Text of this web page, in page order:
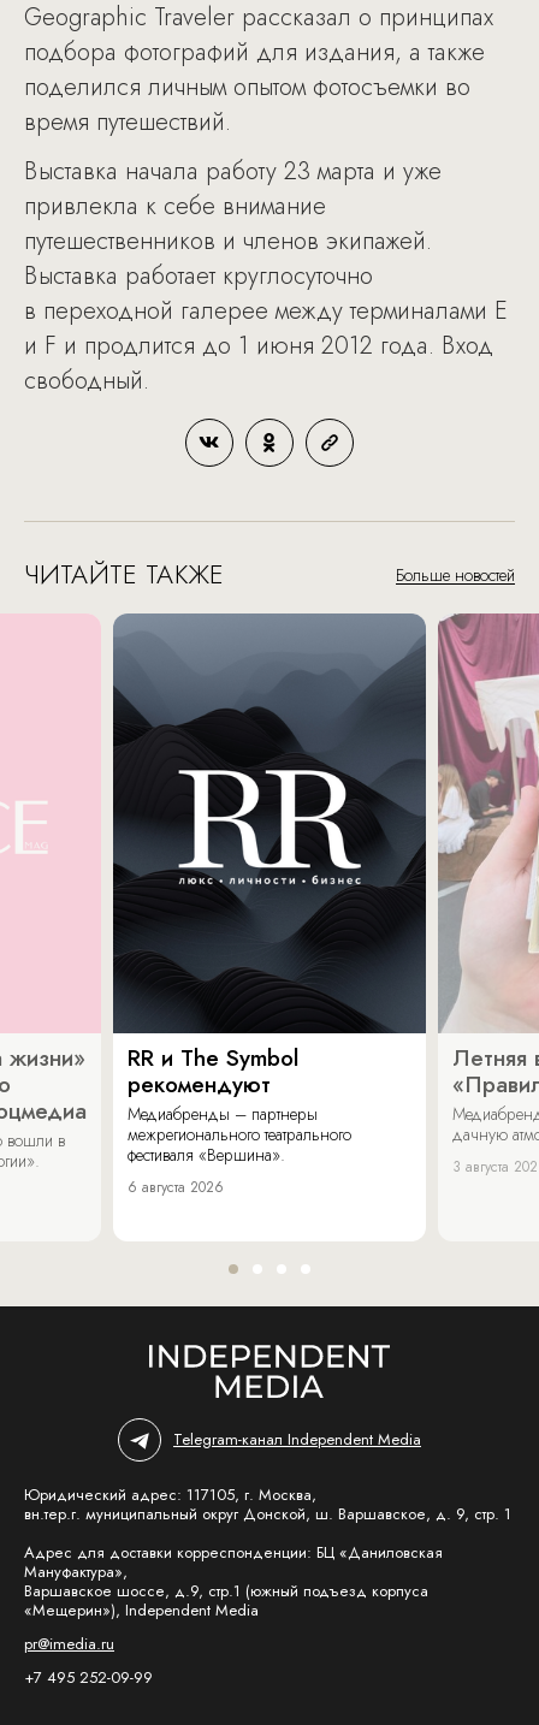
Geographic Traveler рассказал о принципах
подбора фотографий для издания, а также
поделился личным опытом фотосъемки во
время путешествий.
Выставка начала работу 23 марта и уже
привлекла к себе внимание
путешественников и членов экипажей.
Выставка работает круглосуточно
в переходной галерее между терминалами E
и F и продлится до 1 июня 2012 года. Вход
свободный.
ЧИТАЙТЕ ТАКЖЕ Больше новостей
жизни»
вошли в
RR и The Symbol
рекомендуют
Медиабренды – партнеры
межрегионального театрального
фестиваля «Вершина».
6 августа 2026
Летняя
дачную
3 августа
Telegram-канал Independent Media
Юридический адрес: 117105, г. Москва,
вн.тер.г. муниципальный округ Донской, ш. Варшавское, д. 9, стр. 1
Адрес для доставки корреспонденции: БЦ «Даниловская
Мануфактура»,
Варшавское шоссе, д.9, стр.1 (южный подъезд корпуса
«Мещерин»), Independent Media
pr@imedia.ru
+7 495 252-09-99